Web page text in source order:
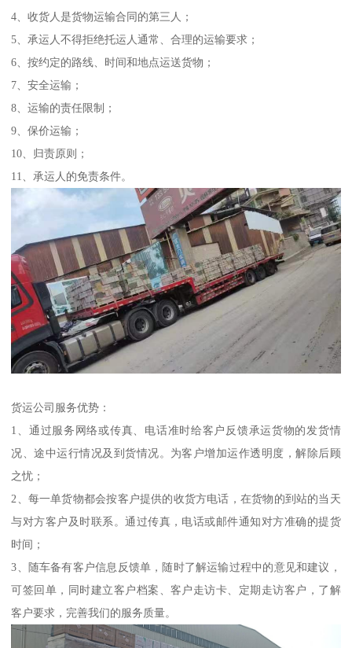
4、收货人是货物运输合同的第三人；
5、承运人不得拒绝托运人通常、合理的运输要求；
6、按约定的路线、时间和地点运送货物；
7、安全运输；
8、运输的责任限制；
9、保价运输；
10、归责原则；
11、承运人的免责条件。
货运公司服务优势：
1、通过服务网络或传真、电话准时给客户反馈承运货物的发货情
况、途中运行情况及到货情况。为客户增加运作透明度，解除后顾
之忧；
2、每一单货物都会按客户提供的收货方电话，在货物的到站的当天
与对方客户及时联系。通过传真，电话或邮件通知对方准确的提货
时间；
3、随车备有客户信息反馈单，随时了解运输过程中的意见和建议，
可签回单，同时建立客户档案、客户走访卡、定期走访客户，了解
客户要求，完善我们的服务质量。